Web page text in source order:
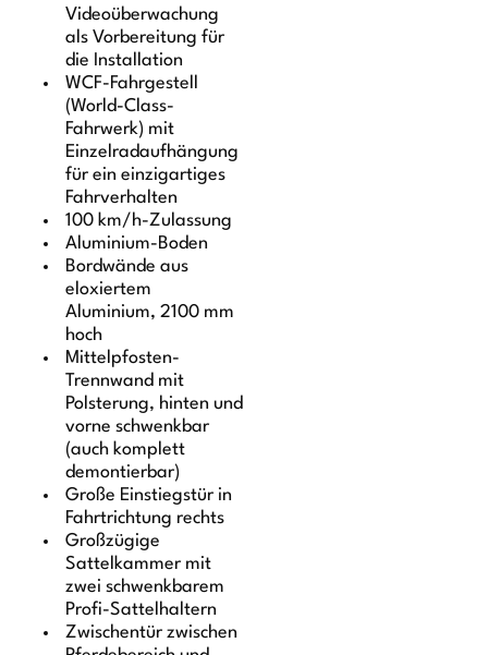
Videoüberwachung
als Vorbereitung für
die Installation
WCF-Fahrgestell
(World-Class-
Fahrwerk) mit
Einzelradaufhängung
für ein einzigartiges
Fahrverhalten
100 km/h-Zulassung
Aluminium-Boden
Bordwände aus
eloxiertem
Aluminium, 2100 mm
hoch
Mittelpfosten-
Trennwand mit
Polsterung, hinten und
vorne schwenkbar
(auch komplett
demontierbar)
Große Einstiegstür in
Fahrtrichtung rechts
Großzügige
Sattelkammer mit
zwei schwenkbarem
Profi-Sattelhaltern
Zwischentür zwischen